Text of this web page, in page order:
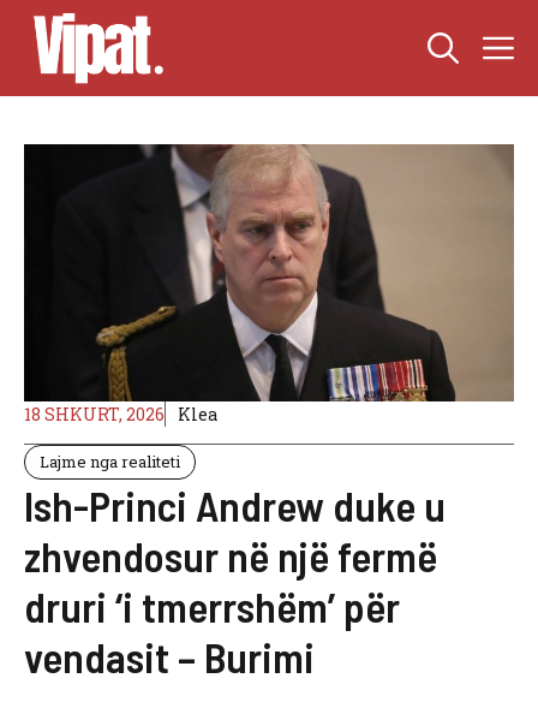
Skip
content
18 SHKURT, 2026 Klea
Lajme nga realiteti
Ish-Princi Andrew duke u
zhvendosur në një fermë
druri ‘i tmerrshëm’ për
vendasit – Burimi